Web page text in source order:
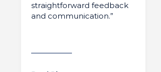
straightforward feedback
and communication.”